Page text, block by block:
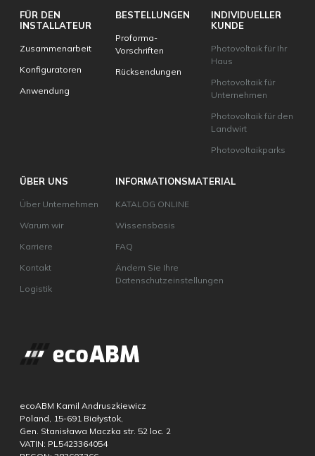
FÜR DEN
INSTALLATEUR
Zusammenarbeit
Konfiguratoren
Anwendung
BESTELLUNGEN
Proforma-
Vorschriften
Rücksendungen
INDIVIDUELLER
KUNDE
Photovoltaik für Ihr
Haus
Photovoltaik für
Unternehmen
Photovoltaik für den
Landwirt
Photovoltaikparks
ÜBER UNS
Über Unternehmen
Warum wir
Karriere
Kontakt
Logistik
INFORMATIONSMATERIAL
KATALOG ONLINE
Wissensbasis
FAQ
Ändern Sie Ihre
Datenschutzeinstellungen
ecoABM Kamil Andruszkiewicz
Poland, 15-691 Białystok,
Gen. Stanisława Maczka str. 52 loc. 2
VATIN: PL5423364054